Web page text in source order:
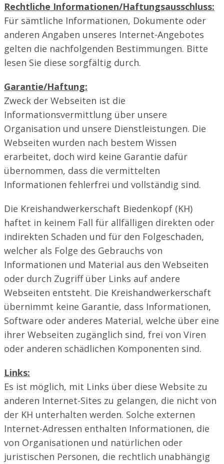
Rechtliche Informationen/Haftungsausschluss:
Für sämtliche Informationen, Dokumente oder
anderen Angaben unseres Internet-Angebotes
gelten die nachfolgenden Bestimmungen. Bitte
lesen Sie diese sorgfältig durch.
Garantie/Haftung:
Zweck der Webseiten ist die
Informationsvermittlung über unsere
Organisation und unsere Dienstleistungen. Die
Webseiten wurden nach bestem Wissen
erarbeitet, doch wird keine Garantie dafür
übernommen, dass die vermittelten
Informationen fehlerfrei und vollständig sind.
Die Kreishandwerkerschaft Biedenkopf (KH)
haftet in keinem Fall für allfälligen direkten oder
indirekten Schaden und für den Folgeschaden,
welcher als Folge des Gebrauchs von
Informationen und Material aus den Webseiten
oder durch Zugriff über Links auf andere
Webseiten entsteht. Die Kreishandwerkerschaft
übernimmt keine Garantie, dass Informationen,
Software oder anderes Material, welche über eine
ihrer Webseiten zugänglich sind, frei von Viren
oder anderen schädlichen Komponenten sind.
Links:
Es ist möglich, mit Links über diese Website zu
anderen Internet-Sites zu gelangen, die nicht von
der KH unterhalten werden. Solche externen
Internet-Adressen enthalten Informationen, die
von Organisationen und natürlichen oder
juristischen Personen, die rechtlich unabhängig